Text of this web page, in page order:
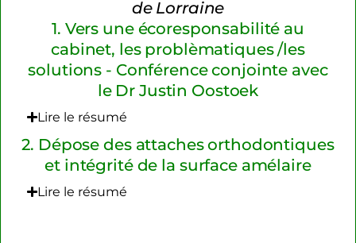
de Lorraine
1. Vers une écoresponsabilité au
cabinet, les problèmatiques /les
solutions - Conférence conjointe avec
le Dr Justin Oostoek
Lire le résumé
2. Dépose des attaches orthodontiques
et intégrité de la surface amélaire
Lire le résumé